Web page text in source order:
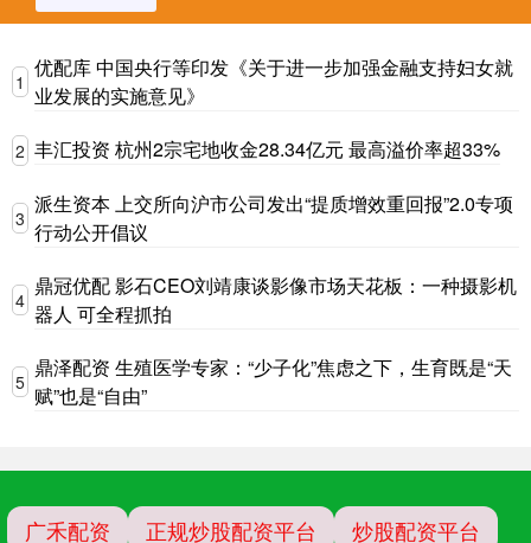
1
优配库 中国央行等印发《关于进一步加强金融支持妇女就
业发展的实施意见》
2 丰汇投资 杭州2宗宅地收金28.34亿元 最高溢价率超33%
3
派生资本 上交所向沪市公司发出“提质增效重回报”2.0专项
行动公开倡议
4
鼎冠优配 影石CEO刘靖康谈影像市场天花板：一种摄影机
器人 可全程抓拍
5
鼎泽配资 生殖医学专家：“少子化”焦虑之下，生育既是“天
赋”也是“自由”
广禾配资 正规炒股配资平台 炒股配资平台